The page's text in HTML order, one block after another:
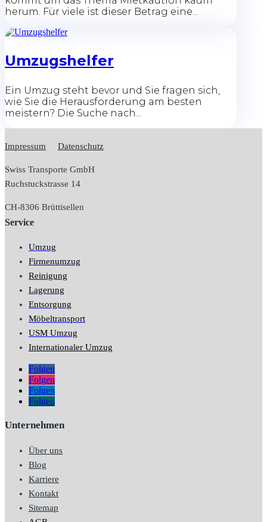
herum. Für viele ist dieser Betrag eine...
Umzugshelfer
Ein Umzug steht bevor und Sie fragen sich,
wie Sie die Herausforderung am besten
meistern? Die Suche nach...
Impressum Datenschutz
Swiss Transporte GmbH
Ruchstuckstrasse 14
CH-8306 Brüttisellen
Service
Umzug
Firmenumzug
Reinigung
Lagerung
Entsorgung
Möbeltransport
USM Umzug
Internationaler Umzug
Folgen
Folgen
Folgen
Folgen
Unternehmen
Über uns
Blog
Karriere
Kontakt
Sitemap